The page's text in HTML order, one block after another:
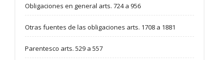
Obligaciones en general arts. 724 a 956
Otras fuentes de las obligaciones arts. 1708 a 1881
Parentesco arts. 529 a 557